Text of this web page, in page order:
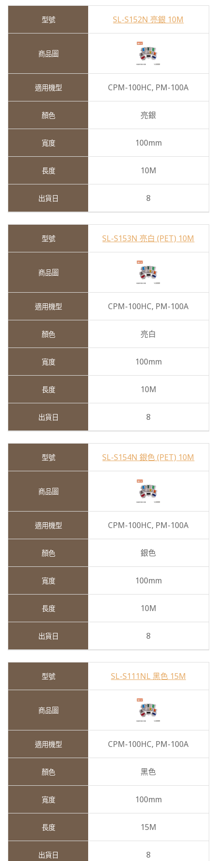
SL-S152N 亮銀 10M
CPM-100HC, PM-100A
亮銀
100mm
10M
8
SL-S153N 亮白 (PET) 10M
CPM-100HC, PM-100A
亮白
100mm
10M
8
SL-S154N 銀色 (PET) 10M
CPM-100HC, PM-100A
銀色
100mm
10M
8
SL-S111NL 黑色 15M
CPM-100HC, PM-100A
黑色
100mm
15M
8